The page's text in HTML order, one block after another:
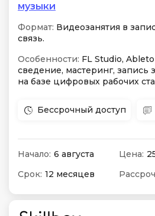
музыки
Формат: Видеозанятия в
связь.
Особенности: FL Studio,
сведение, мастеринг, запись
на базе цифровых рабочих
Бессрочный доступ
Начало: 6 августа Цена:
Срок: 12 месяцев